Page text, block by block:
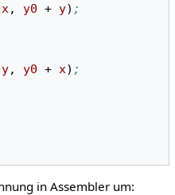
x , y0 + y) ;
y, y0 + x) ;
in Assembler um: